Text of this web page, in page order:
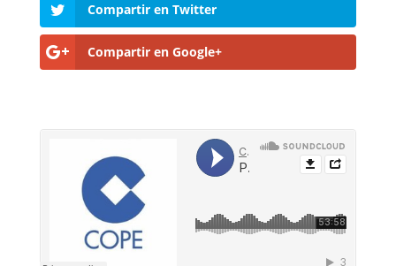
Compartir en Twitter
Compartir en Google+